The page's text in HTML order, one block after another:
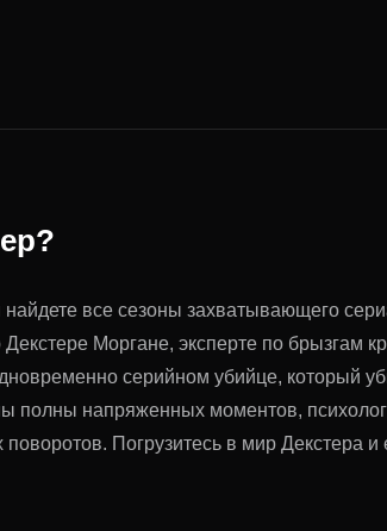
все сезоны захватывающего
Моргане, эксперте по брызгам
серийном убийце, который
полны напряженных моментов,
Погрузитесь в мир Декстера и